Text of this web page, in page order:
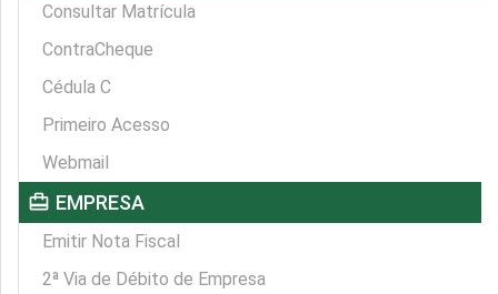
Consultar Matrícula
ContraCheque
Cédula C
Primeiro Acesso
Webmail
card_travel EMPRESA
Emitir Nota Fiscal
2ª Via de Débito de Empresa